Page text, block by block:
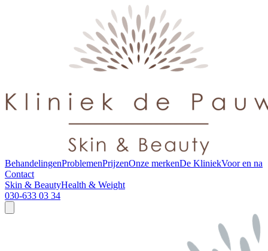
BehandelingenProblemenPrijzenOnze merkenDe KliniekVoor en na
Contact
Skin & BeautyHealth & Weight
030-633 03 34